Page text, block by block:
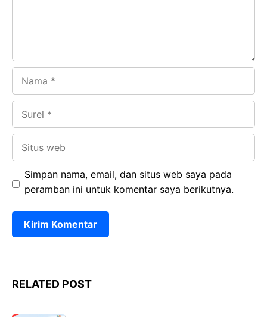
Simpan nama, email, dan situs web saya pada
peramban ini untuk komentar saya berikutnya.
RELATED POST